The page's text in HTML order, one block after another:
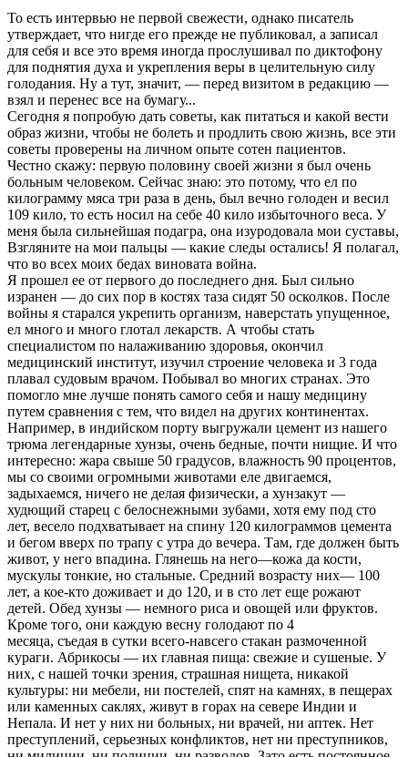
То есть интервью не первой свежести, однако писатель
утверждает, что нигде его прежде не публиковал, а записал
для себя и все это время иногда прослушивал по диктофону
для поднятия духа и укрепления веры в целительную силу
голодания. Ну а тут, значит, — перед визитом в редакцию —
взял и перенес все на бумагу...
Сегодня я попробую дать советы, как питаться и какой вести
образ жизни, чтобы не болеть и продлить свою жизнь, все эти
советы проверены на личном опыте сотен пациентов.
Честно скажу: первую половину своей жизни я был очень
больным человеком. Сейчас знаю: это потому, что ел по
килограмму мяса три раза в день, был вечно голоден и весил
109 кило, то есть носил на себе 40 кило избыточного веса. У
меня была сильнейшая подагра, она изуродовала мои суставы,
Взгляните на мои пальцы — какие следы остались! Я полагал,
что во всех моих бедах виновата война.
Я прошел ее от первого до последнего дня. Был сильно
изранен — до сих пор в костях таза сидят 50 осколков. После
войны я старался укрепить организм, наверстать упущенное,
ел много и много глотал лекарств. А чтобы стать
специалистом по налаживанию здоровья, окончил
медицинский институт, изучил строение человека и 3 года
плавал судовым врачом. Побывал во многих странах. Это
помогло мне лучше понять самого себя и нашу медицину
путем сравнения с тем, что видел на других континентах.
Например, в индийском порту выгружали цемент из нашего
трюма легендарные хунзы, очень бедные, почти нищие. И что
интересно: жара свыше 50 градусов, влажность 90 процентов,
мы со своими огромными животами еле двигаемся,
задыхаемся, ничего не делая физически, а хунзакут —
худющий старец с белоснежными зубами, хотя ему под сто
лет, весело подхватывает на спину 120 килограммов цемента
и бегом вверх по трапу с утра до вечера. Там, где должен быть
живот, у него впадина. Глянешь на него—кожа да кости,
мускулы тонкие, но стальные. Средний возрасту них— 100
лет, а кое-кто доживает и до 120, и в сто лет еще рожают
детей. Обед хунзы — немного риса и овощей или фруктов.
Кроме того, они каждую весну голодают по 4
месяца, съедая в сутки всего-навсего стакан размоченной
кураги. Абрикосы — их главная пища: свежие и сушеные. У
них, с нашей точки зрения, страшная нищета, никакой
культуры: ни мебели, ни постелей, спят на камнях, в пещерах
или каменных саклях, живут в горах на севере Индии и
Непала. И нет у них ни больных, ни врачей, ни аптек. Нет
преступлений, серьезных конфликтов, нет ни преступников,